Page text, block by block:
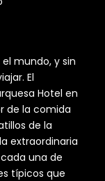
mundo, y sin
El
Hotel en
de la comida
de la
extraordinaria
una de
típicos que